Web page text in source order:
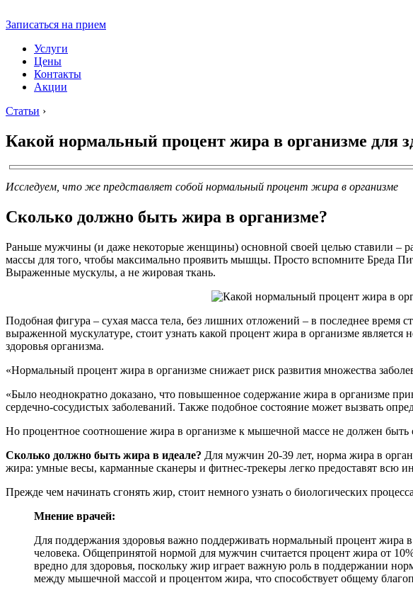
Записаться на прием
Услуги
Цены
Контакты
Акции
Статьи ›
Какой нормальный процент жира в организме для
Исследуем, что же представляет собой нормальный процент жира в организме
Сколько должно быть жира в организме?
Раньше мужчины (и даже некоторые женщины) основной своей целью ставили –
массы для того, чтобы максимально проявить мышцы. Просто вспомните Бреда
Выраженные мускулы, а не жировая ткань.
Подобная фигура – сухая масса тела, без лишних отложений – в последнее время
выраженной мускулатуре, стоит узнать какой процент жира в организме
здоровья организма.
«Нормальный процент жира в организме снижает риск развития множества
«Было неоднократно доказано, что повышенное содержание жира в организме
сердечно-сосудистых заболеваний. Также подобное состояние может вызвать
Но процентное соотношение жира в организме к мышечной массе не должен
Сколько должно быть жира в идеале? Для мужчин 20-39 лет, норма жира в
жира: умные весы, карманные сканеры и фитнес-трекеры легко предоставят всю
Прежде чем начинать сгонять жир, стоит немного узнать о биологических
Мнение врачей:
Для поддержания здоровья важно поддерживать нормальный процент жира
человека. Общепринятой нормой для мужчин считается процент жира от
вредно для здоровья, поскольку жир играет важную роль в поддержании
между мышечной массой и процентом жира, что способствует общему